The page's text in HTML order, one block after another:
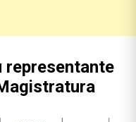
representante